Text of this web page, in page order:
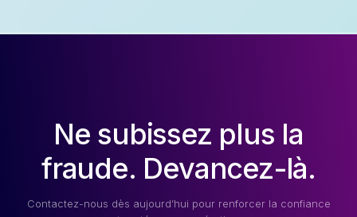
Ne subissez plus la
fraude. Devancez-là.
Contactez-nous dès aujourd’hui pour renforcer la confiance